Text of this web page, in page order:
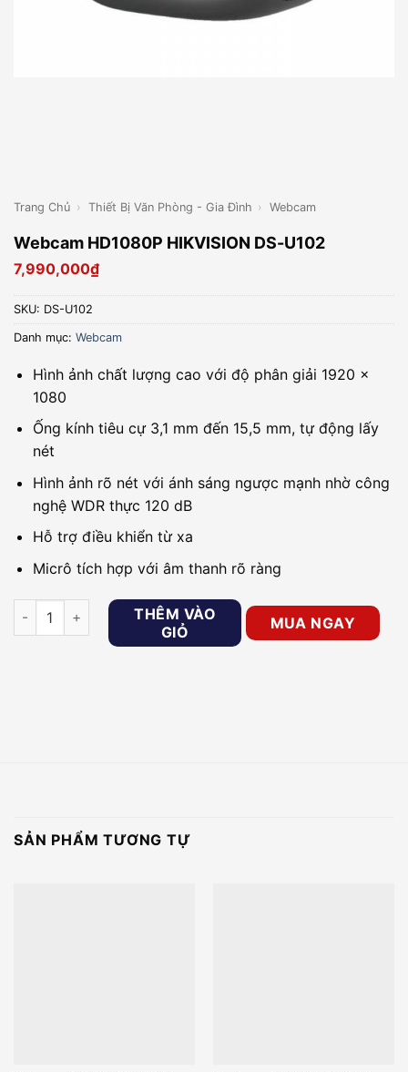
Trang Chủ › Thiết Bị Văn Phòng - Gia Đình › Webcam
Webcam HD1080P HIKVISION DS-U102
7,990,000₫
SKU: DS-U102
Danh mục: Webcam
Hình ảnh chất lượng cao với độ phân giải 1920 ×
1080
Ống kính tiêu cự 3,1 mm đến 15,5 mm, tự động lấy
nét
Hình ảnh rõ nét với ánh sáng ngược mạnh nhờ công
nghệ WDR thực 120 dB
Hỗ trợ điều khiển từ xa
Micrô tích hợp với âm thanh rõ ràng
Webcam HD1080P HIKVISION DS-U102 số lượng
THÊM VÀO
GIỎ
MUA NGAY
SẢN PHẨM TƯƠNG TỰ